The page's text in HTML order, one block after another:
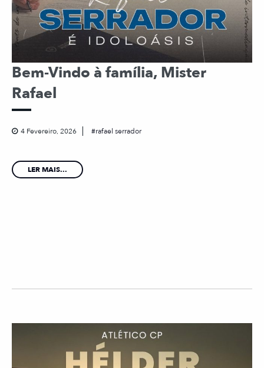
Bem-Vindo à família, Mister
Rafael
4 Fevereiro, 2026 rafael serrador
LER MAIS...